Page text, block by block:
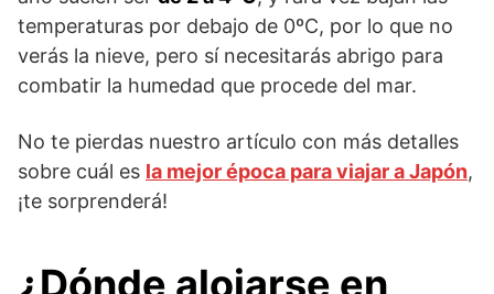
temperaturas por debajo de 0ºC, por lo que no
verás la nieve, pero sí necesitarás abrigo para
combatir la humedad que procede del mar.
No te pierdas nuestro artículo con más detalles
sobre cuál es la mejor época para viajar a Japón,
¡te sorprenderá!